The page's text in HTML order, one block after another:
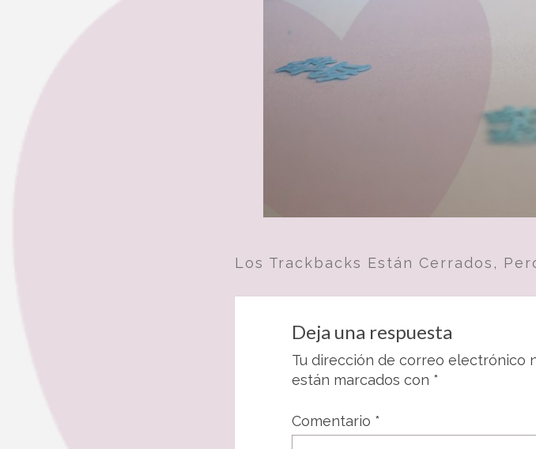
Los Trackbacks Están Cerrados,
Deja una respuesta
Tu dirección de correo electrónico
están marcados con *
Comentario *